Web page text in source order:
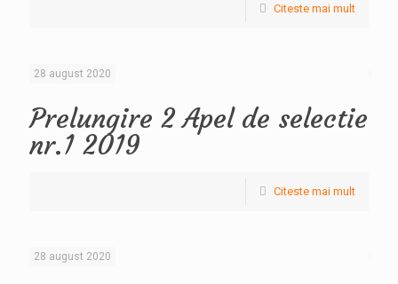
Citeste mai mult
28 august 2020
Prelungire 2 Apel de selectie
nr.1 2019
Citeste mai mult
28 august 2020